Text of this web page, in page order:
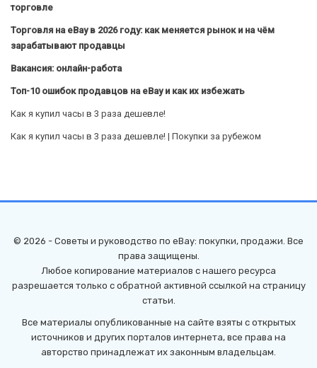
торговле
Торговля на eBay в 2026 году: как меняется рынок и на чём
зарабатывают продавцы
Вакансия: онлайн-работа
Топ-10 ошибок продавцов на eBay и как их избежать
Как я купил часы в 3 раза дешевле!
Как я купил часы в 3 раза дешевле! | Покупки за рубежом
© 2026 - Советы и руководство по eBay: покупки, продажи. Все
права защищены.
Любое копирование материалов с нашего ресурса
разрешается только с обратной активной ссылкой на страницу
статьи.
Все материалы опубликованные на сайте взяты с открытых
источников и других порталов интернета, все права на
авторство принадлежат их законным владельцам.